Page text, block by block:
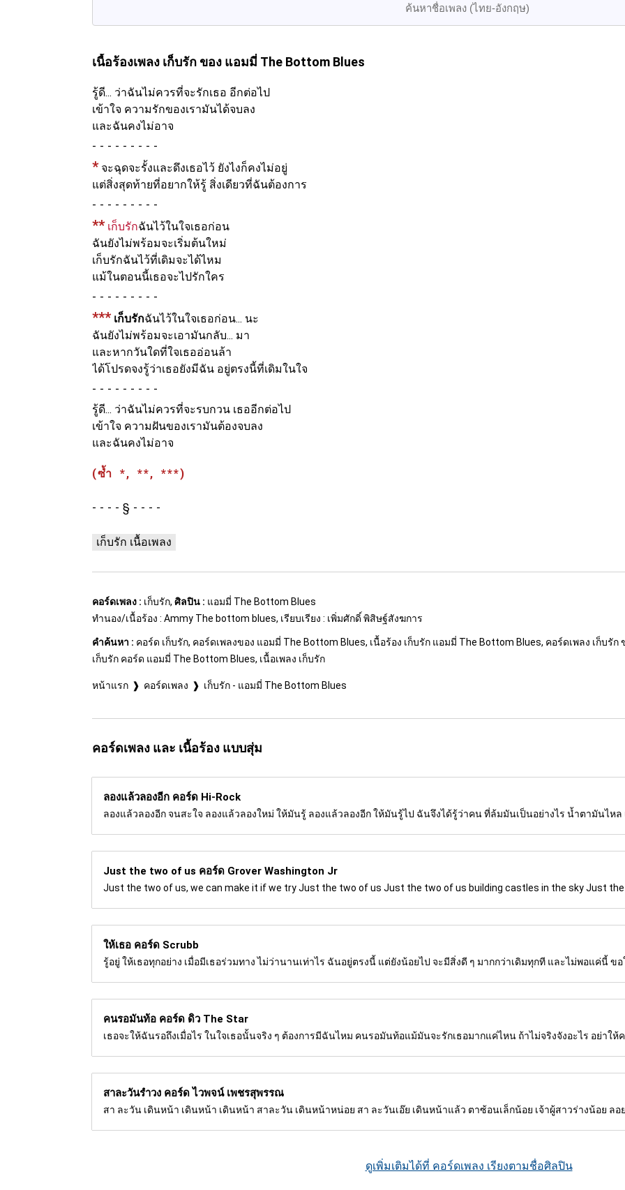
เนื้อร้องเพลง เก็บรักของ แอมมี่ The Bottom Blues
รู้ดี... ว่าฉันไม่ควรที่จะรักเธอ อีกต่อไป
เข้าใจ ความรักของเรามันได้จบลง
และฉันคงไม่อาจ
-
* จะฉุดจะรั้งและดึงเธอไว้ ยังไงก็คงไม่อยู่
แต่สิ่งสุดท้ายที่อยากให้รู้ สิ่งเดียวที่ฉันต้องการ
-
** เก็บรักฉันไว้ในใจเธอก่อน
ฉันยังไม่พร้อมจะเริ่มต้นใหม่
เก็บรักฉันไว้ที่เดิมจะได้ไหม
แม้ในตอนนี้เธอจะไปรักใคร
-
*** เก็บรักฉันไว้ในใจเธอก่อน... นะ
ฉันยังไม่พร้อมจะเอามันกลับ... มา
และหากวันใดที่ใจเธออ่อนล้า
ได้โปรดจงรู้ว่าเธอยังมีฉัน อยู่ตรงนี้ที่เดิมในใจ
-
รู้ดี... ว่าฉันไม่ควรที่จะรบกวน เธออีกต่อไป
เข้าใจ ความฝันของเรามันต้องจบลง
และฉันคงไม่อาจ
(ซ้ำ *, **, ***)
§
เก็บรัก เนื้อเพลง
คอร์ดเพลง : เก็บรัก, ศิลปิน : แอมมี่ The Bottom Blues
ทำนอง/เนื้อร้อง : Ammy The bottom blues, เรียบเรียง : เพิ่มศักดิ์ พิสิษฐ์สังฆการ
คำค้นหา : คอร์ด เก็บรัก, คอร์ดเพลงของ แอมมี่ The Bottom Blues, เนื้อร้อง เก็บรัก แอมมี่ The Bottom Blues, คอร์ดเพลง เก็บรั
เก็บรัก คอร์ด แอมมี่ The Bottom Blues, เนื้อเพลง เก็บรัก
หน้าแรก คอร์ดเพลง เก็บรัก - แอมมี่ The Bottom Blues
คอร์ดเพลง และ เนื้อร้อง แบบสุ่ม
ลองแล้วลองอีก คอร์ด Hi-Rock
ลองแล้วลองอีก จนสะใจ ลองแล้วลองใหม่ ให้มันรู้ ลองแล้วลองอีก ให้มันรู้ไป ฉันจึงได้รู้ว่าคน ที่ล้มมันเป็นอย่างไร น้ำตามันไหล
Just the two of us คอร์ด Grover Washington Jr
Just the two of us, we can make it if we try Just the two of us Just the two of us building castles in the sky Just the
ให้เธอ คอร์ด Scrubb
รู้อยู่ ให้เธอทุกอย่าง เมื่อมีเธอร่วมทาง ไม่ว่านานเท่าไร ฉันอยู่ตรงนี้ แต่ยังน้อยไป จะมีสิ่งดี ๆ มากกว่าเดิมทุกที และไม่พอแค่นี้ ขอใ
คนรอมันท้อ คอร์ด ดิว The Star
เธอจะให้ฉันรอถึงเมื่อไร ในใจเธอนั้นจริง ๆ ต้องการมีฉันไหม คนรอมันท้อแม้มันจะรักเธอมากแค่ไหน ถ้าไม่จริงจังอะไร อย่าให้
สาละวันรำวง คอร์ดไวพจน์ เพชรสุพรรณ
สา ละวัน เดินหน้า เดินหน้า เดินหน้า สาละวัน เดินหน้าหน่อย สา ละวันเอ๊ย เดินหน้าแล้ว ตาซ้อนเล็กน้อย เจ้าผู้สาวร่างน้อย ลอ
ดูเพิ่มเติมได้ที่ คอร์ดเพลง เรียงตามชื่อศิลปิน